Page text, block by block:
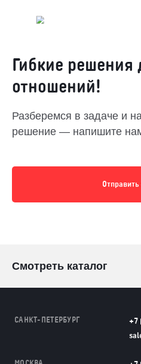
Гибкие решения
отношений!
Разберемся в задаче и
решение — напишите
Отправить
Смотреть каталог
САНКТ-ПЕТЕРБУРГ
+7